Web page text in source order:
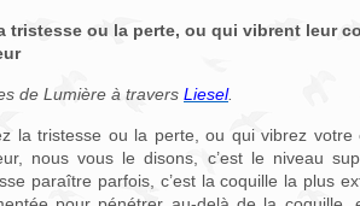
tristesse ou la perte, ou qui vibrent leur
de Lumière à travers Liesel.
la tristesse ou la perte, ou qui vibrez votre
nous vous le disons, c’est le niveau
paraître parfois, c’est la coquille la plus